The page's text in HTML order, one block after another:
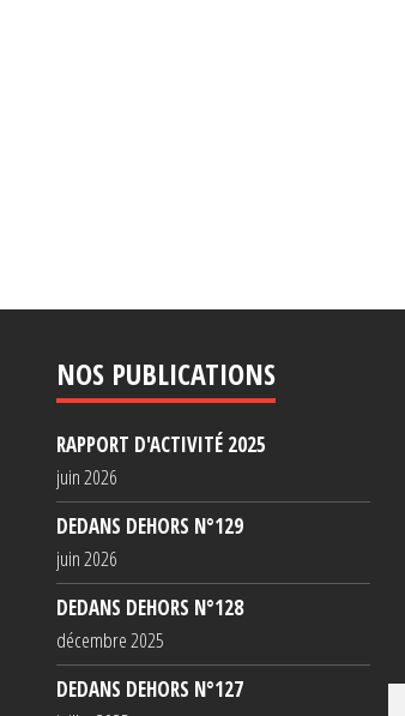
NOS PUBLICATIONS
RAPPORT D'ACTIVITÉ 2025
juin 2026
DEDANS DEHORS N°129
juin 2026
DEDANS DEHORS N°128
décembre 2025
DEDANS DEHORS N°127